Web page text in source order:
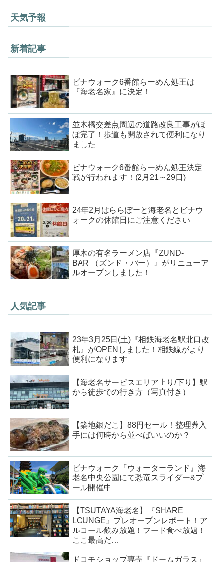
天気予報
新着記事
ビナウォーク6番館らーめん処王は
『海老名家』に決定！
並木橋交差点周辺の道路改良工事がほ
ぼ完了！歩道も開放されて便利になり
ました
ビナウォーク6番館らーめん処王決定
戦が行われます！(2月21～29日)
24年2月はららぽーと海老名とビナウ
ォークの休館日にご注意ください
厚木の有名ラーメン店『ZUND-
BAR （ズンド・バー）』がリニューア
ルオープンしました！
人気記事
23年3月25日(土)『相鉄海老名駅北口改
札』がOPENしました！相鉄線がより
便利になります
【海老名サービスエリア上り/下り】駅
から徒歩での行き方（写真付き）
【築地銀だこ】88円セール！整理券入
手には何時から並べばいいのか？
ビナウォーク『ウォーターランド』海
老名中央公園にて恐竜スライダー&プ
ール開催中
【TSUTAYA海老名】『SHARE
LOUNGE』プレオープンレポート！ア
ルコール飲み放題！フード食べ放題！
ここ最高だ…
ドコモショップ専売『ドームガラス』